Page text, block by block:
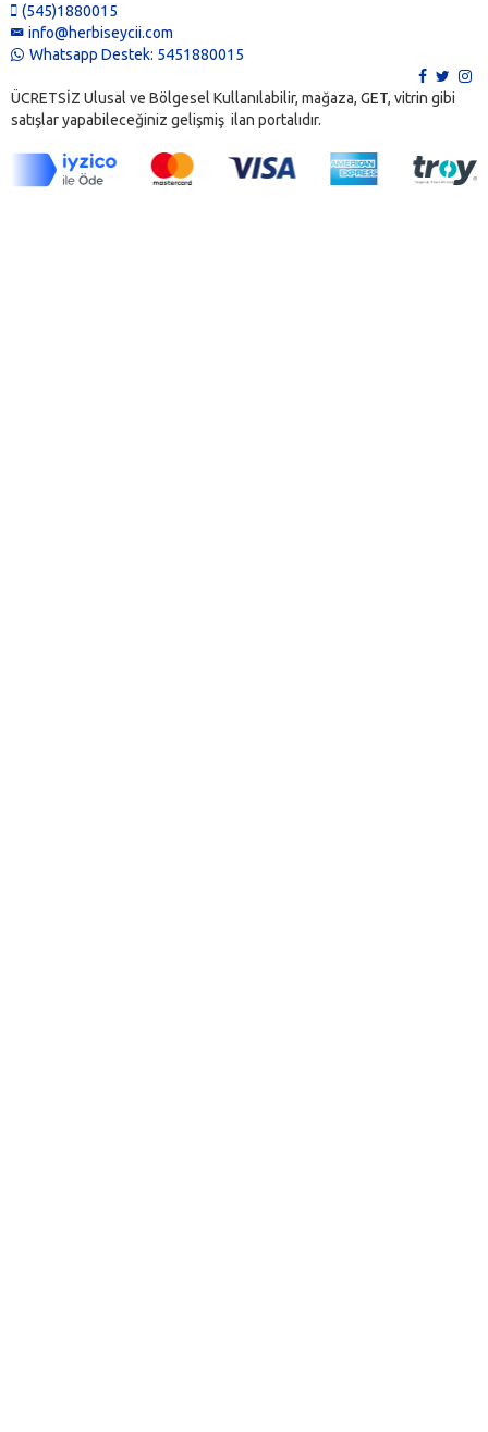
(545)1880015
info@herbiseycii.com
Whatsapp Destek: 5451880015
ÜCRETSİZ Ulusal ve Bölgesel Kullanılabilir, mağaza, GET, vitrin gibi
satışlar yapabileceğiniz gelişmiş ilan portalıdır.